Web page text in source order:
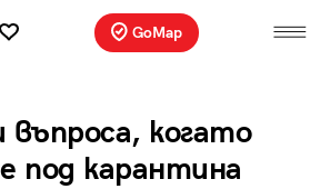
GoMap
въпроса, когато
под карантина